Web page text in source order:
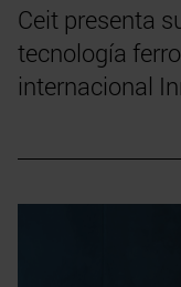
Ceit presenta
tecnología
internacional